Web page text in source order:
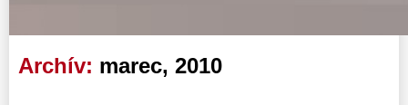
Archív: marec, 2010